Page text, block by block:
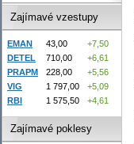
Zajímavé vzestupy
EMAN 43,00
+7,50
DETEL
710,00
+6,61
PRAPM
228,00
+5,56
VIG
1 797,00
+5,09
RBI
1 575,50 +4,61
Zajímavé poklesy